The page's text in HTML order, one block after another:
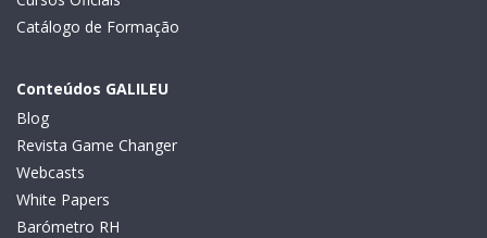
Catálogo de Formação
Conteúdos GALILEU
Blog
Revista Game Changer
Webcasts
White Papers
Barómetro RH